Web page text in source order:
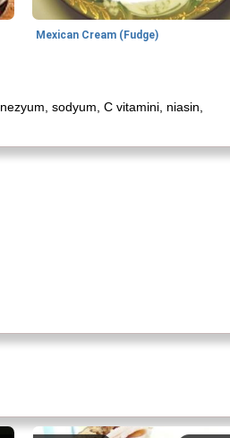
Mexican Cream (Fudge)
sodyum, C vitamini, niasin,